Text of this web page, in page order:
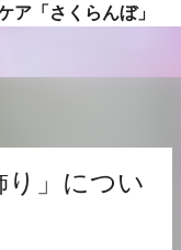
ツに移動
ア「さくらんぼ」
り」につい